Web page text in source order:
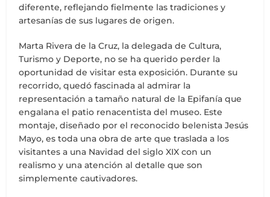
diferente, reflejando fielmente las tradiciones y
artesanías de sus lugares de origen.
Marta Rivera de la Cruz, la delegada de Cultura,
Turismo y Deporte, no se ha querido perder la
oportunidad de visitar esta exposición. Durante su
recorrido, quedó fascinada al admirar la
representación a tamaño natural de la Epifanía que
engalana el patio renacentista del museo. Este
montaje, diseñado por el reconocido belenista Jesús
Mayo, es toda una obra de arte que traslada a los
visitantes a una Navidad del siglo XIX con un
realismo y una atención al detalle que son
simplemente cautivadores.